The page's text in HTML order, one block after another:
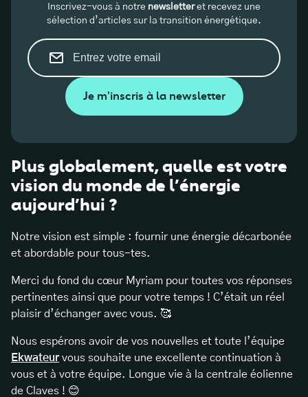
Inscrivez-vous à notre newsletteret recevez une
sélection d’articles sur la transition énergétique.
Je m'inscris à la newsletter
Plus globalement, quelle est votre
vision du monde de l’énergie
aujourd’hui ?
Notre vision est simple : fournir une énergie décarbonée
et abordable pour tous-tes.
Merci du fond du cœur Myriam pour toutes vos réponses
pertinentes ainsi que pour votre temps ! C’était un réel
plaisir d’échanger avec vous. 🥰
Nous espérons avoir de vos nouvelles et toute l’équipe
Ekwateurvous souhaite une excellente continuation à
vous et à votre équipe. Longue vie à la centrale éolienne
de Claves ! 😊